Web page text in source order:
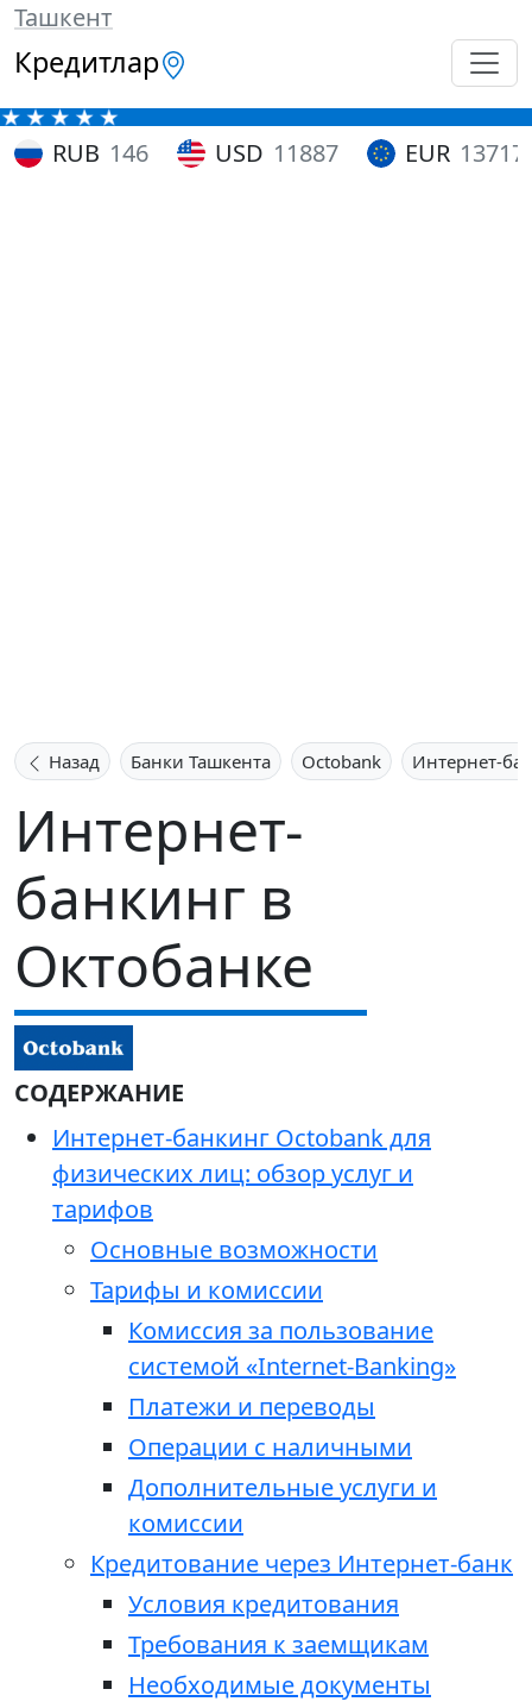
Ташкент
Кредитлар
RUB 146 USD 11887 EUR 13717
Назад Банки Ташкента Octobank Интернет-
Интернет-
банкинг в
Октобанке
СОДЕРЖАНИЕ
Интернет-банкинг Octobank для
физических лиц: обзор услуг и
тарифов
Основные возможности
Тарифы и комиссии
Комиссия за пользование
системой «Internet-Banking»
Платежи и переводы
Операции с наличными
Дополнительные услуги и
комиссии
Кредитование через Интернет-банк
Условия кредитования
Требования к заемщикам
Необходимые документы